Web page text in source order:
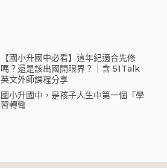
【國小升國中必看】這年紀適合先修
嗎？還是該出國開眼界？｜含 51Talk
英文外師課程分享
國小升國中，是孩子人生中第一個「學
習轉彎